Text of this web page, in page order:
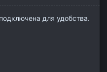
для удобства.